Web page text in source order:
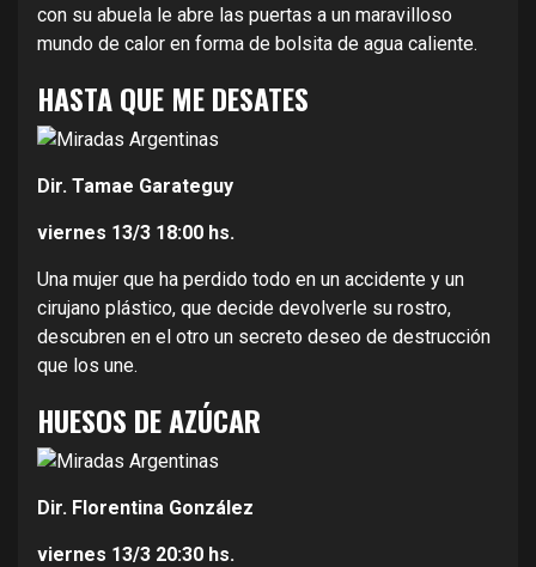
con su abuela le abre las puertas a un maravilloso
mundo de calor en forma de bolsita de agua caliente.
HASTA QUE ME DESATES
Dir. Tamae Garateguy
viernes 13/3 18:00 hs.
Una mujer que ha perdido todo en un accidente y un
cirujano plástico, que decide devolverle su rostro,
descubren en el otro un secreto deseo de destrucción
que los une.
HUESOS DE AZÚCAR
Dir. Florentina González
viernes 13/3 20:30 hs.